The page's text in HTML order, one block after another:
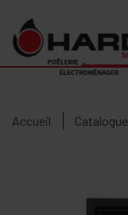
Accueil Catalogue